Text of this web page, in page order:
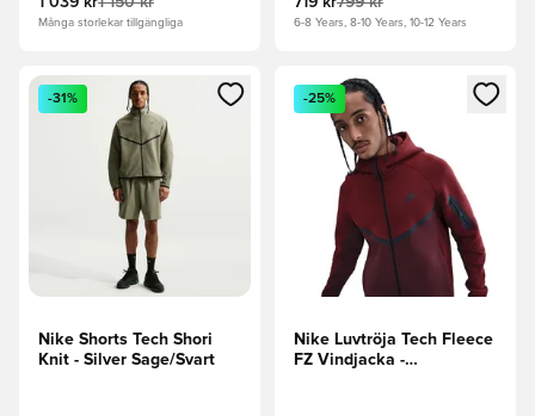
Många storlekar tillgängliga 6-8 Years, 8-10 Years, 10-12 Years
Öppnar en Modal för att logga in eller registrera dig som
-31%
Nike Shorts Tech Shori
Knit - Silver Sage/Svart
Öppnar en Modal för att
-25%
Nike Luvtröja Tech Fleece
FZ Vindjacka -